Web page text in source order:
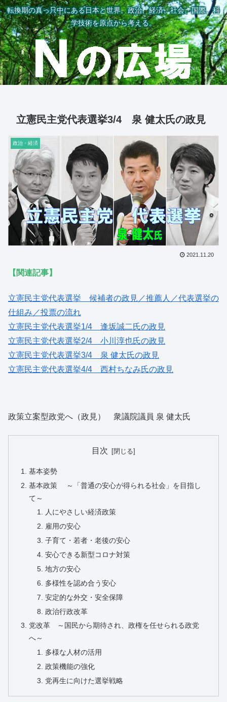
転換期の真っ只中にある日本と世界。政治、経済、社会、国際、科
学技術を原点から考える。
立憲民主党代表選挙3/4 泉 健太氏の政見
政治・経済
2021.11.20
【関連記事】
立憲民主党代表選挙 候補者の政見／推薦人／代表選挙の
仕組み／投票の流れ
立憲民主党代表選挙1/4 逢坂誠二氏の政見
立憲民主党代表選挙2/4 小川淳也氏の政見
立憲民主党代表選挙3/4 泉 健太氏の政見
立憲民主党代表選挙4/4 西村ちなみ氏の政見
政策立案型政党へ（政見） 衆議院議員 泉 健太氏
目次
基本姿勢
基本政策 ～「普通の安心が得られる社会」を目指し
て～
人にやさしい経済政策
雇用の安心
子育て・若者・老後の安心
安心できる新型コロナ対策
地方の安心
多様性を認め合う安心
安定的な外交・安全保障
政治行政改革
党改革 ～国民から期待され、政権を任せられる政党
へ～
多様な人材の活用
政策機能の強化
党再生に向けた選挙戦略